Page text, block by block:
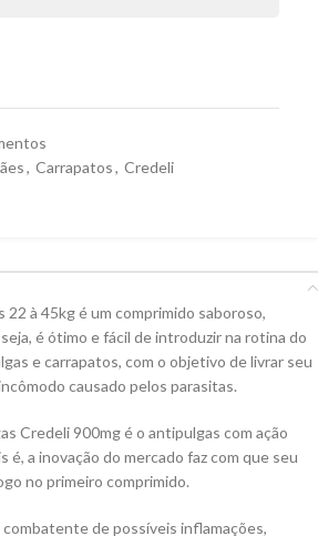
, Carrapatos, Credeli
à 45kg é um comprimido saboroso,
é ótimo e fácil de introduzir na rotina do
e carrapatos, com o objetivo de livrar seu
causado pelos parasitas.
Credeli 900mg é o antipulgas com ação
é, a inovação do mercado faz com que seu
no primeiro comprimido.
de possíveis inflamações,